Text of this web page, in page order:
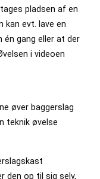
pladsen af en
kan evt. lave en
én gang eller at der
i videoen
øver baggerslag
teknik øvelse
den op til sig selv,